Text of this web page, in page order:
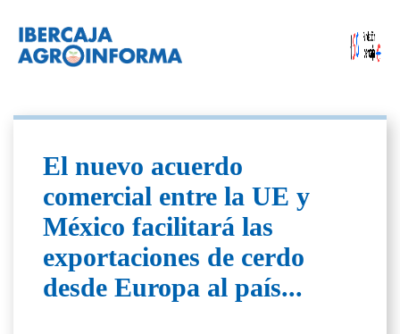
El nuevo acuerdo
comercial entre la UE y
México facilitará las
exportaciones de cerdo
desde Europa al país...